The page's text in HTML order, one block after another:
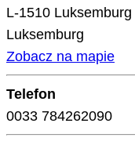
L-1510 Luksemburg
Luksemburg
Zobacz na mapie
Telefon
0033 784262090